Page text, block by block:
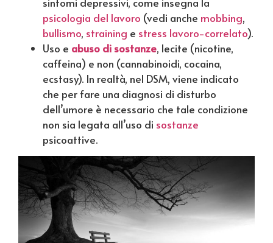
psicologia del lavoro (vedi anche mobbing,
bullismo, straining e stress lavoro-correlato).
Uso e abuso di sostanze, lecite (nicotine,
caffeina) e non (cannabinoidi, cocaina,
ecstasy). In realtà, nel DSM, viene indicato
che per fare una diagnosi di disturbo
dell’umore è necessario che tale condizione
non sia legata all’uso di sostanze
psicoattive.